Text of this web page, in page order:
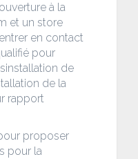
à la
et un store
en contact
pour
de
de la
rapport
proposer
pour la